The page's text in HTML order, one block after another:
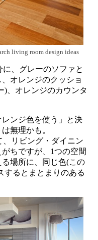
living room design ideas
、グレーのソファと
オレンジのクッショ
)、オレンジのカウンタ
ンジ色を使う」と決
無理かも。
リビング・ダイニン
ちですが、1つの空間
場所に、同じ色(この
するとまとまりのある